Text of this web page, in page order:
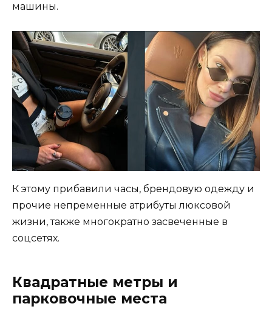
машины.
К этому прибавили часы, брендовую одежду и
прочие непременные атрибуты люксовой
жизни, также многократно засвеченные в
соцсетях.
Квадратные метры и
парковочные места